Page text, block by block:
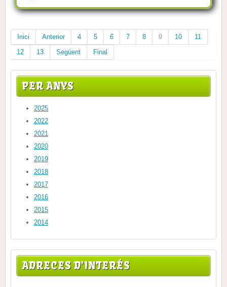
Inici Anterior 4 5 6 7 8 9 10
11
12
13 Següent Final
PER ANYS
2025
2022
2021
2020
2019
2018
2017
2016
2015
2014
ADRECES D'INTERÉS